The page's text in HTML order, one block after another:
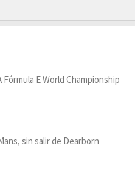
Fórmula E World Championship
sin salir de Dearborn